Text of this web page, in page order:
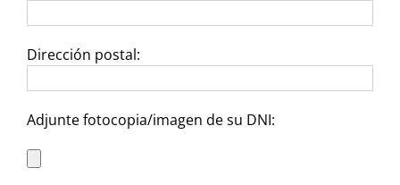
Dirección postal:
Adjunte fotocopia/imagen de su DNI: